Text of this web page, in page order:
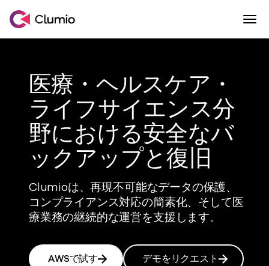
Commvault傘下のClumio
医療・ヘルスケア・
ライフサイエンス分
野における安全なバ
ックアップと復旧
Clumioは、再現不可能なデータの保護、
コンプライアンス対応の簡素化、そして医
療業務の継続的な運営を支援します。
AWSで試す デモをリクエスト